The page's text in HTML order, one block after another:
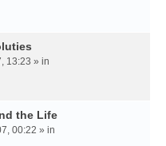
13:23 » in
the Life
00:22 » in